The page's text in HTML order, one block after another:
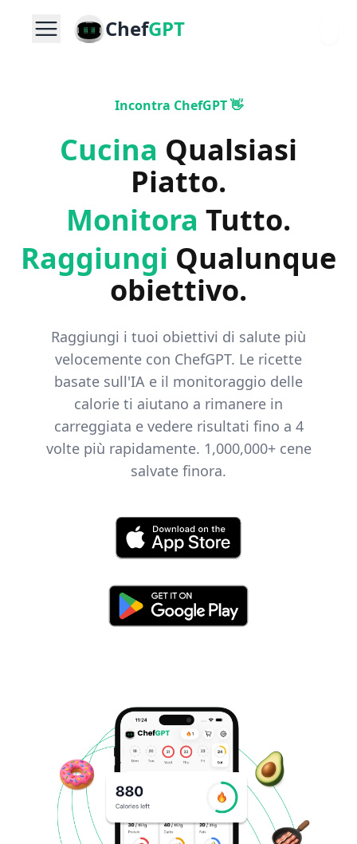
ChefGPT
Incontra ChefGPT 👋
Cucina Qualsiasi
Piatto.
Monitora Tutto.
Raggiungi Qualunque
obiettivo.
Raggiungi i tuoi obiettivi di salute più
velocemente con ChefGPT. Le ricette
basate sull'IA e il monitoraggio delle
calorie ti aiutano a rimanere in
carreggiata e vedere risultati fino a 4
volte più rapidamente. 1,000,000+cene
salvate finora.